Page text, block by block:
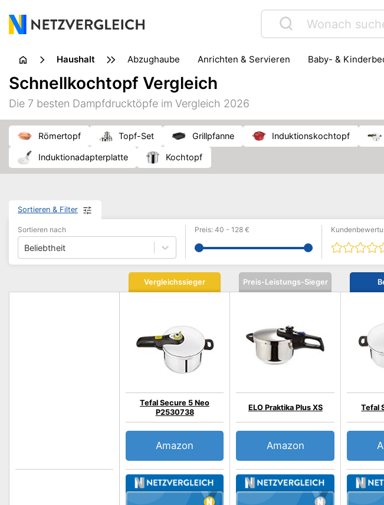
Haushalt Abzughaube Anrichten & Servieren Baby- &
Geschirrreinigung
Küchenkleingerät
Küchenmühle Küchenzubehör
Schnellkochtopf Vergleich
Die 7 besten Dampfdrucktöpfe im Vergleich 2026
Römertopf Topf-Set Grillpfanne Induktionskochtopf
Induktionadapterplatte Kochtopf
Sortieren & Filter
Sortieren nach
Beliebtheit
Preis: 40 - 128 €
Vergleichssieger
Tefal Secure 5 Neo
P2530738
Amazon
Preis-Leistungs-Sieger
ELO Praktika Plus XS
Amazon
Tefal